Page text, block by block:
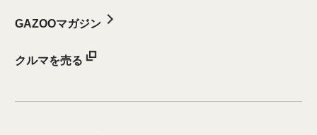
GAZOOマガジン
クルマを売る